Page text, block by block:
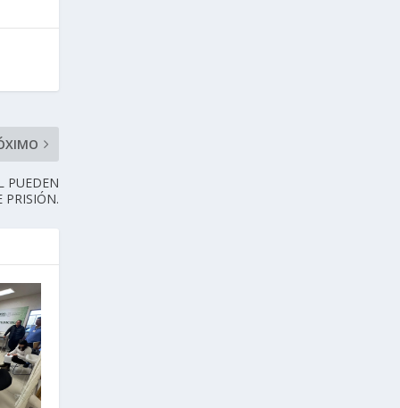
PUEDEN
PRISIÓN.